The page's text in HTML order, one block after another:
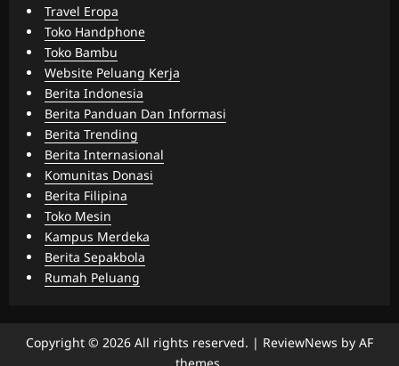
Travel Eropa
Toko Handphone
Toko Bambu
Website Peluang Kerja
Berita Indonesia
Berita Panduan Dan Informasi
Berita Trending
Berita Internasional
Komunitas Donasi
Berita Filipina
Toko Mesin
Kampus Merdeka
Berita Sepakbola
Rumah Peluang
Copyright © 2026 All rights reserved. | ReviewNews by AF